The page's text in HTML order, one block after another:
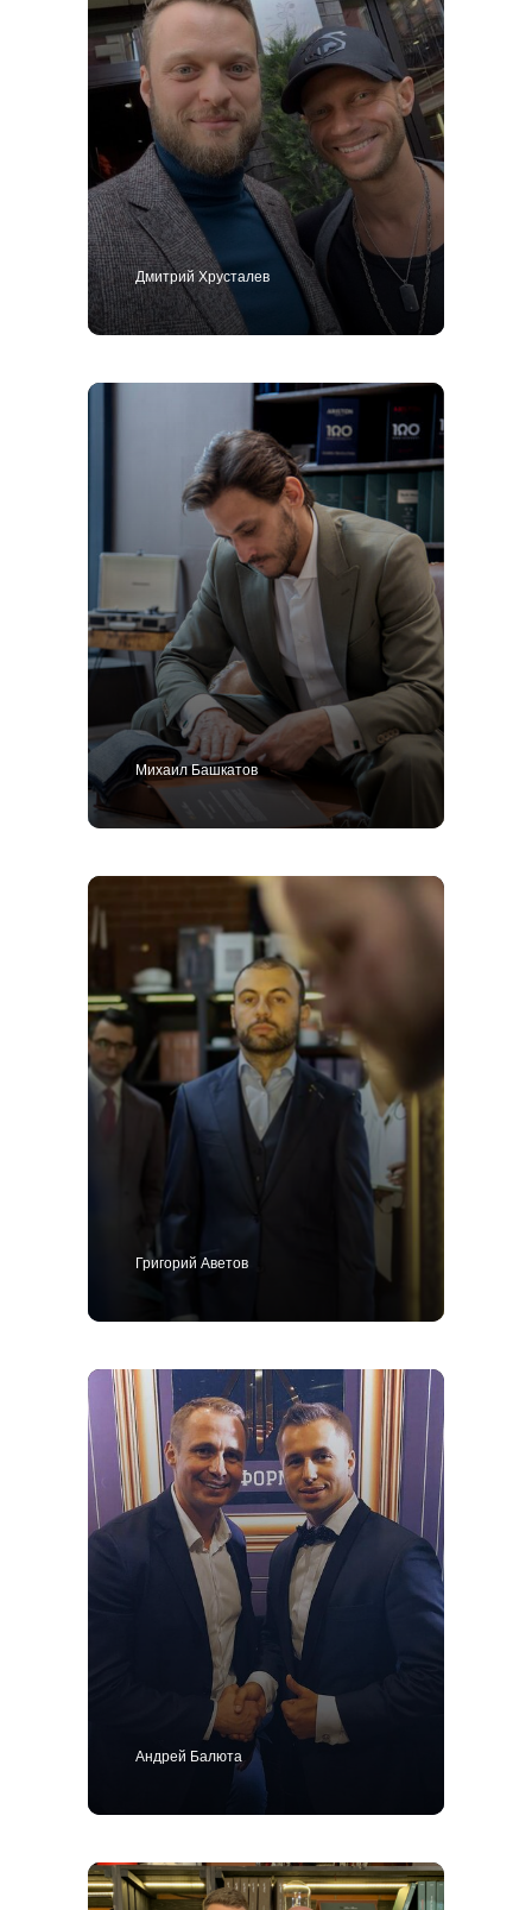
Дмитрий Хрусталев
Михаил Башкатов
Григорий Аветов
Андрей Балюта
Позвоните мне
Публичная оферта
Политика конфиденциальности
Подарочный сертификат
Мужской гардероб
Ткани для пошива одежды
Смокинг
Сорочки
Bespoke
Блог
Пиджак
Брюки
Контакты